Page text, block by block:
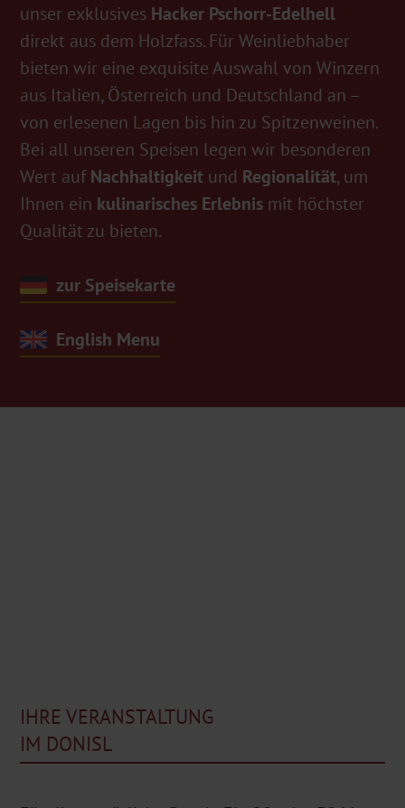
unser exklusives Hacker Pschorr-Edelhell
direkt aus dem Holzfass. Für Weinliebhaber
bieten wir eine exquisite Auswahl von Winzern
aus Italien, Österreich und Deutschland an –
von erlesenen Lagen bis hin zu Spitzenweinen.
Bei all unseren Speisen legen wir besonderen
Wert aufNachhaltigkeit und Regionalität, um
Ihnen ein kulinarisches Erlebnis mit höchster
Qualität zu bieten.
zur Speisekarte
English Menu
IHRE VERANSTALTUNG
IM DONISL